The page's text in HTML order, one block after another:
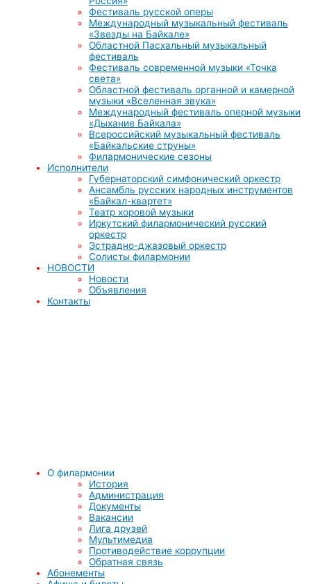
Фестиваль русской оперы
Международный музыкальный фестиваль
«Звезды на Байкале»
Областной Пасхальный музыкальный
фестиваль
Фестиваль современной музыки «Точка
света»
Областной фестиваль органной и камерной
музыки «Вселенная звука»
Международный фестиваль оперной музыки
«Дыхание Байкала»
Всероссийский музыкальный фестиваль
«Байкальские струны»
Филармонические сезоны
Исполнители
Губернаторский симфонический оркестр
Ансамбль русских народных инструментов
«Байкал-квартет»
Театр хоровой музыки
Иркутский филармонический русский
оркестр
Эстрадно-джазовый оркестр
Солисты филармонии
НОВОСТИ
Новости
Объявления
Контакты
О филармонии
История
Администрация
Документы
Вакансии
Лига друзей
Мультимедиа
Противодействие коррупции
Обратная связь
Абонементы